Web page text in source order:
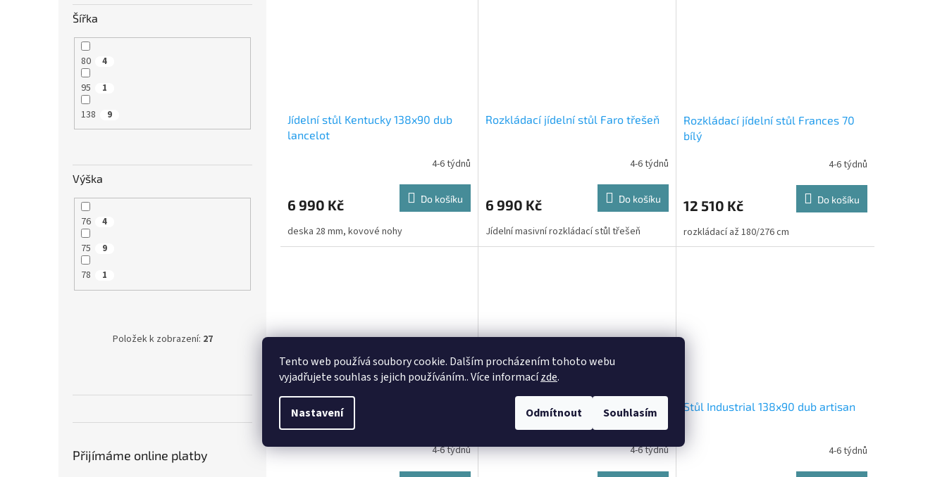
Tento web používá soubory cookie. Dalším procházením tohoto webu
vyjadřujete souhlas s jejich používáním.. Více informacízde.
Nastavení Odmítnout Souhlasím
Šířka
80 4
95 1
138 9
Výška
76 4
75 9
78 1
Položek k zobrazení: 27
Přijímáme online platby
Jídelní stůl Kentucky 138x90 dub
lancelot
4-6 týdnů
6 990 Kč Do košíku
deska 28 mm, kovové nohy
Rozkládací jídelní stůl Faro třešeň
4-6 týdnů
6 990 Kč Do košíku
Jídelní masivní rozkládací stůl třešeň
Rozkládací jídelní stůl Frances 70
bílý
4-6 týdnů
12 510 Kč Do košíku
rozkládací až 180/276 cm
Stůl Industrial 138x67 dub artisan
4-6 týdnů
Stůl Industrial 138x90 bílý
4-6 týdnů
Stůl Industrial 138x90 dub artisan
4-6 týdnů